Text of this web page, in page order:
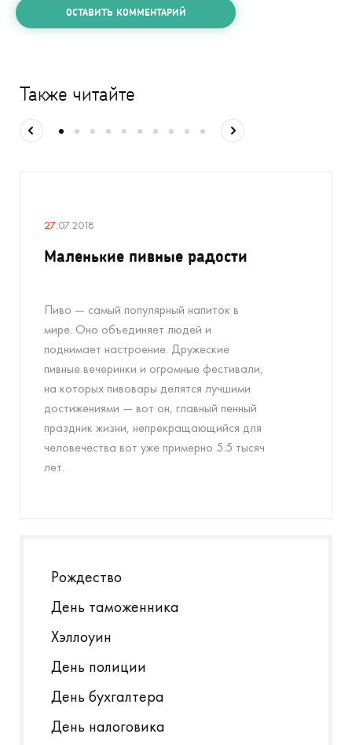
ОСТАВИТЬ КОММЕНТАРИЙ
Также читайте
27.07.2018
Маленькие пивные радости
Пиво — самый популярный напиток в
мире. Оно объединяет людей и
поднимает настроение. Дружеские
пивные вечеринки и огромные фестивали,
на которых пивовары делятся лучшими
достижениями — вот он, главный пенный
праздник жизни, непрекращающийся для
человечества вот уже примерно 5.5 тысяч
лет.
Рождество
День таможенника
Хэллоуин
День полиции
День бухгалтера
День налоговика